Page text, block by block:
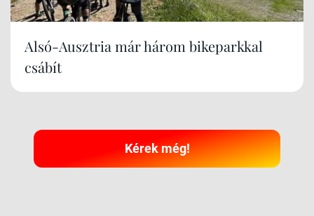
Alsó-Ausztria már három bikeparkkal
csábít
Kérek még!